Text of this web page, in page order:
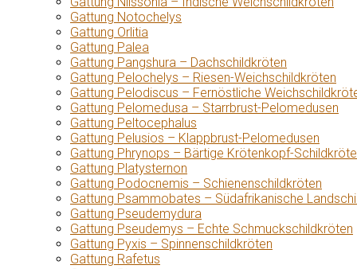
Gattung Notochelys
Gattung Orlitia
Gattung Palea
Gattung Pangshura – Dachschildkröten
Gattung Pelochelys – Riesen-Weichschildkröten
Gattung Pelodiscus – Fernöstliche
Gattung Pelomedusa – Starrbrust-Pelomedusen
Gattung Peltocephalus
Gattung Pelusios – Klappbrust-Pelomedusen
Gattung Phrynops – Bärtige Krötenkopf-
Gattung Platysternon
Gattung Podocnemis – Schienenschildkröten
Gattung Psammobates – Südafrikanische
Gattung Pseudemydura
Gattung Pseudemys – Echte Schmuckschildkröten
Gattung Pyxis – Spinnenschildkröten
Gattung Rafetus